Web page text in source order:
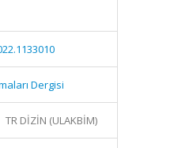
Dergisi
TR DİZİN (ULAKBİM)